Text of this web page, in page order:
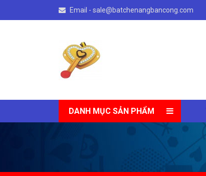
Email - sale@batchenangbancong.com
DANH MỤC SẢN PHẨM